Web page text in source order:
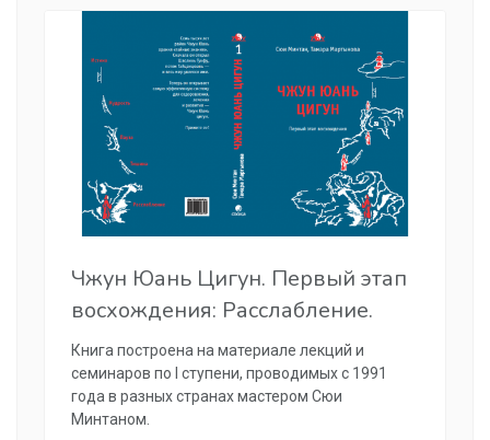
Чжун Юань Цигун. Первый этап
восхождения: Расслабление.
Книга построена на материале лекций и
семинаров по I ступени, проводимых с 1991
года в разных странах мастером Сюи
Минтаном.